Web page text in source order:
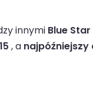
innymi Blue
, a najpóźniejszy